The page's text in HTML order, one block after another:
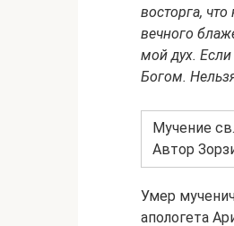
восторга,
вечного
мой дух.
Богом.
Мучение
Автор
Умер
апологета